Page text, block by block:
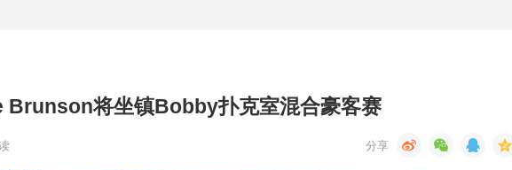
Brunson将坐镇Bobby扑克室混合豪客赛